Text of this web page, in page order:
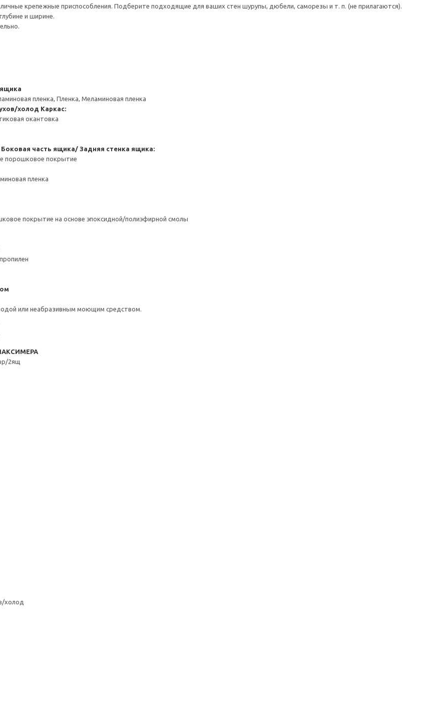
крепежные приспособления. Подберите подходящие для ваших стен шурупы, дюбели, саморезы и т. п. (не прилагаются).
и ширине.
пленка, Пленка, Меламиновая пленка
холод Каркас:
окантовка
Боковая часть ящика/ Задняя стенка ящика:
порошковое покрытие
пленка
покрытие на основе эпоксидной/полиэфирной смолы
или неабразивным моющим средством.
2ящ
холод